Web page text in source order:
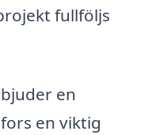
fullföljs
en
en viktig